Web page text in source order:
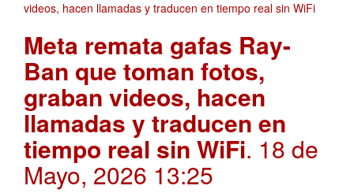
Meta remata gafas Ray-
Ban que toman fotos,
graban videos, hacen
llamadas y traducen en
tiempo real sin WiFi. 18 de
Mayo, 2026 13:25